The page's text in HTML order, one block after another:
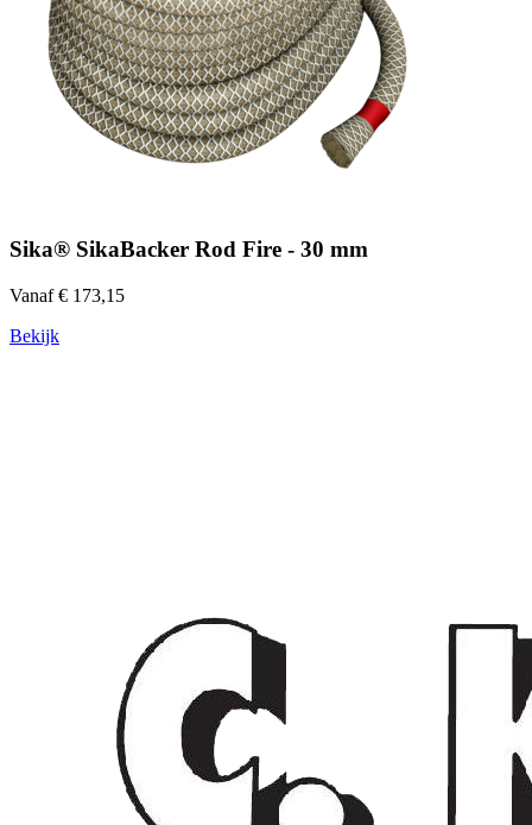
Sika® SikaBacker Rod Fire - 30 mm
Vanaf € 173,15
Bekijk